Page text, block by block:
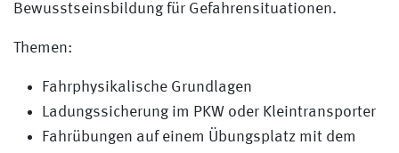
Bewusstseinsbildung für Gefahrensituationen.
Themen:
Fahrphysikalische Grundlagen
Ladungssicherung im PKW oder Kleintransporter
Fahrübungen auf einem Übungsplatz mit dem